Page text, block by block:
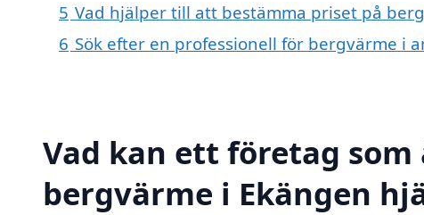
5 Vad hjälper till att bestämma priset på
6 Sök efter en professionell för bergvärme i
Vad kan ett företag
bergvärme i Ekängen